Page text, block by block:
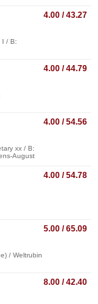
4.00 / 43.27
I / B:
4.00 / 44.79
4.00 / 54.56
xx / B:
August
4.00 / 54.78
5.00 / 65.09
/ Weltrubin
8.00 / 42.40